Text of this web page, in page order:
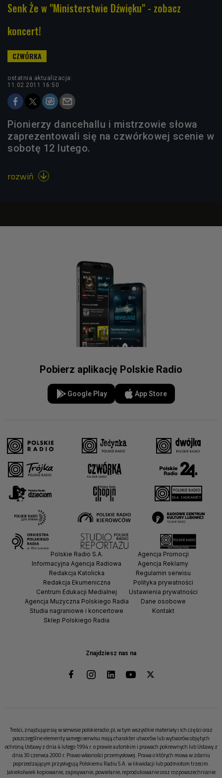
Senk Że w "Ministerstwie Dźwięku" - zobacz
koncert!
ostatnia aktualizacja:
11.02.2011 16:50
Pionierzy dancehallu i mistrzowie słowa
zaprezentowali się na czwórkowej scenie w
sobotę 12 lutego.
rozwiń 
Pobierz aplikację Polskie Radio
Google Play App Store
Znajdziesz nas na
Polskie Radio S.A.
Informacyjna Agencja Radiowa
Redakcja Katolicka
Redakcja Ekumeniczna
Centrum Edukacji Medialnej
Agencja Muzyczna Polskiego Radia
Studia nagraniowe i koncertowe
Sklep Polskiego Radia
Agencja Promocji
Agencja Reklamy
Regulamin serwisu
Polityka prywatności
Ustawienia prywatności
Dane osobowe
Kontakt
Treści, znajdujące się w serwisie polskieradio.pl, w tym wszystkie materiały i ich części oraz
poszczególne elementy samego serwisu mają charakter utworów lub wytworów objętych
ochroną Ustawy z dnia 4 lutego 1994 r. o prawie autorskim i prawach pokrewnych lub Ustawy z
dnia 30 czerwca 2000 r. Prawo własności przemysłowej. Prawa o których mowa w zdaniu
poprzedzającym przysługują Polskiemu Radiu S.A. w likwidacji lub podmiotom trzecim.
Jakiekolwiek kopiowanie, zapisywanie, powielanie, reprodukowanie oraz rozpowszechnianie